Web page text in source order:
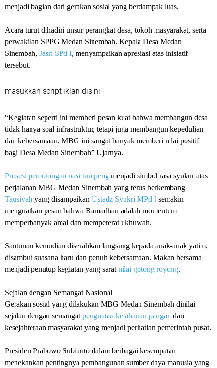
menjadi bagian dari gerakan sosial yang berdampak luas.
‎Acara turut dihadiri unsur perangkat desa, tokoh masyarakat, serta
perwakilan SPPG Medan Sinembah. Kepala Desa Medan
Sinembah, Jasri SPd I, menyampaikan apresiasi atas inisiatif
tersebut.
masukkan script iklan disini
‎“Kegiatan seperti ini memberi pesan kuat bahwa membangun desa
tidak hanya soal infrastruktur, tetapi juga membangun kepedulian
dan kebersamaan, MBG ini sangat banyak memberi nilai positif
bagi Desa Medan Sinembah” Ujarnya.
Prosesi pemotongan nasi tumpeng menjadi simbol rasa syukur atas
perjalanan MBG Medan Sinembah yang terus berkembang.
Tausiyah yang disampaikan Ustadz Syukri MPd I semakin
menguatkan pesan bahwa Ramadhan adalah momentum
memperbanyak amal dan mempererat ukhuwah.
‎Santunan kemudian diserahkan langsung kepada anak-anak yatim,
disambut suasana haru dan penuh kebersamaan. Makan bersama
menjadi penutup kegiatan yang sarat nilai gotong royong.
‎Sejalan dengan Semangat Nasional
‎Gerakan sosial yang dilakukan MBG Medan Sinembah dinilai
sejalan dengan semangat penguatan ketahanan pangan dan
kesejahteraan masyarakat yang menjadi perhatian pemerintah pusat.
‎Presiden Prabowo Subianto dalam berbagai kesempatan
menekankan pentingnya pembangunan sumber daya manusia yang